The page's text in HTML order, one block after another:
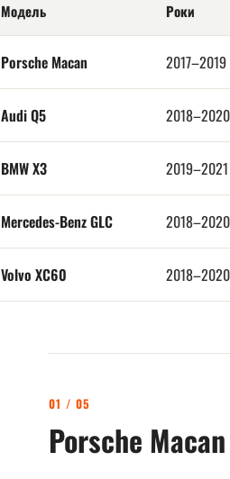
Модель Роки
Porsche Macan 2017–2019
Audi Q5 2018–2020
BMW X3 2019–2021
Mercedes-Benz GLC 2018–2020
Volvo XC60 2018–2020
01 / 05
Porsche